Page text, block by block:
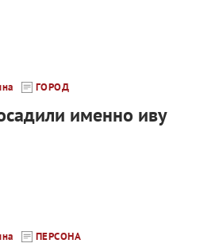
ГОРОД
именно иву
ПЕРСОНА